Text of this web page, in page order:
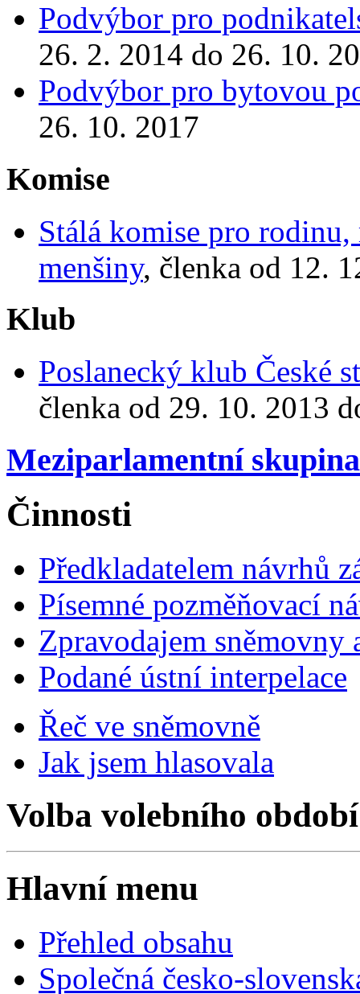
Podvýbor pro
26. 2. 2014 do 26. 10.
Podvýbor pro bytovou
26. 10. 2017
Komise
Stálá komise pro
menšiny, členka od 12.
Klub
Poslanecký klub České
členka od 29. 10. 2013
Meziparlamentní
Činnosti
Předkladatelem návrhů
Písemné pozměňovací
Zpravodajem
Podané ústní interpelace
Řeč ve sněmovně
Jak jsem hlasovala
Volba volebního období
Hlavní menu
Přehled obsahu
Společná česko-